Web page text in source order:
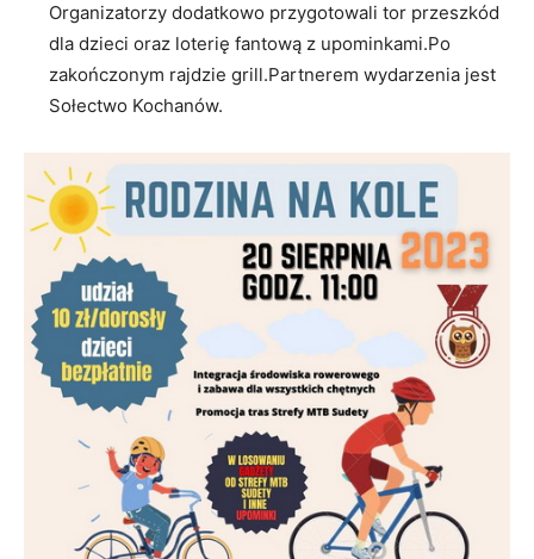
Organizatorzy dodatkowo przygotowali tor przeszkód
dla dzieci oraz loterię fantową z upominkami.Po
zakończonym rajdzie grill.Partnerem wydarzenia jest
Sołectwo Kochanów.